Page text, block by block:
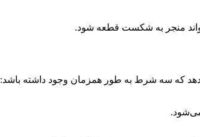
منجر به شکست قطعه شود.
که سه شرط به طور همزمان وجود داشته باشد: